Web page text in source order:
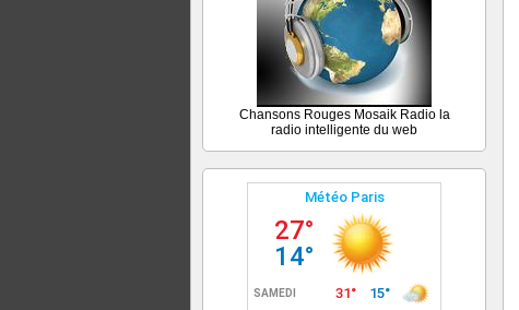
Chansons Rouges Mosaik Radio la
radio intelligente du web